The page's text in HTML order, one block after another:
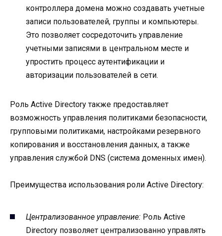
контроллера домена можно создавать учетные
записи пользователей, группы и компьютеры.
Это позволяет сосредоточить управление
учетными записями в центральном месте и
упростить процесс аутентификации и
авторизации пользователей в сети.
Роль Active Directory также предоставляет
возможность управления политиками безопасности,
групповыми политиками, настройками резервного
копирования и восстановления данных, а также
управления службой DNS (система доменных имен).
Преимущества использования роли Active Directory:
Централизованное управление: Роль Active
Directory позволяет централизованно управлять